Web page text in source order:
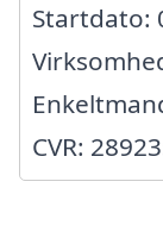
Startdato:
CVR: